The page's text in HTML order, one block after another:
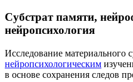
Субстрат памяти,
нейропсихология
Исследование материального
нейропсихологическим
в основе сохранения следов